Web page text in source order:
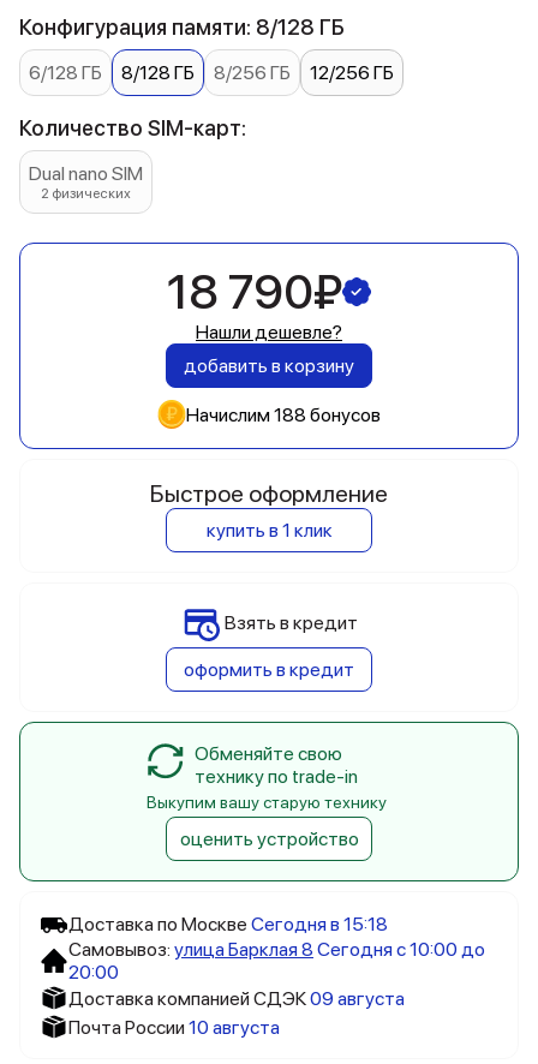
Доставка по Москве Сегодня в 15:18
Самовывоз: улица Барклая 8 Сегодня с 10:00 до
20:00
Доставка компанией СДЭК09 августа
Почта России 10 августа
Конфигурация памяти: 8/128 ГБ
6/128 ГБ 8/128 ГБ 8/256 ГБ 12/256 ГБ
Количество SIM-карт:
Dual nano SIM
2 физических
18 790₽
Нашли дешевле?
добавить в корзину
Начислим 188 бонусов
Быстрое оформление
купить в 1 клик
Взять в кредит
оформить в кредит
Обменяйте свою
технику по trade-in
Выкупим вашу старую технику
оценить устройство